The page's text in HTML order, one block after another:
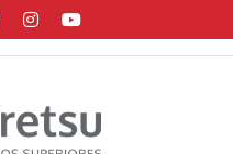
I'm looking for new
marzo 16, 2020